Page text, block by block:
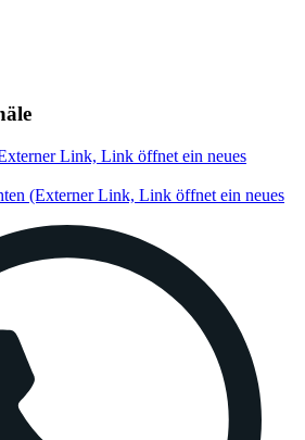
Link, Link öffnet ein neues
(Externer Link, Link öffnet ein neues